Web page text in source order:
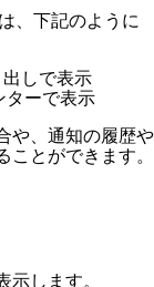
、下記のように
しで表示
ターで表示
や、通知の履歴や
とができます。
します。